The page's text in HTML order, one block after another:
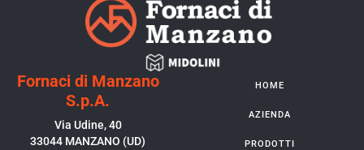
Fornaci di Manzano
S.p.A.
Via Udine, 40
33044 MANZANO (UD)
HOME
AZIENDA
PRODOTTI